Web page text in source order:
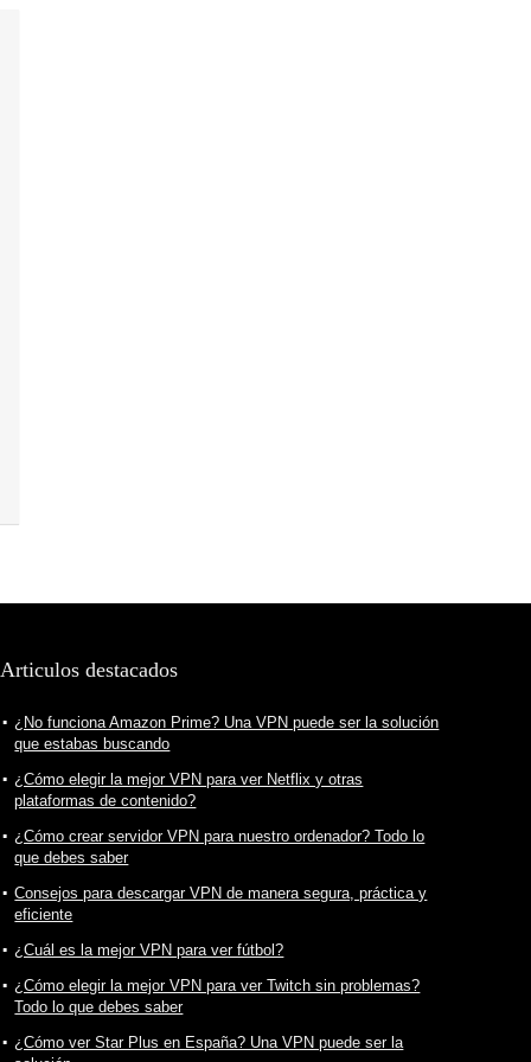
Articulos destacados
¿No funciona Amazon Prime? Una VPN puede ser la solución
que estabas buscando
¿Cómo elegir la mejor VPN para ver Netflix y otras
plataformas de contenido?
¿Cómo crear servidor VPN para nuestro ordenador? Todo lo
que debes saber
Consejos para descargar VPN de manera segura, práctica y
eficiente
¿Cuál es la mejor VPN para ver fútbol?
¿Cómo elegir la mejor VPN para ver Twitch sin problemas?
Todo lo que debes saber
¿Cómo ver Star Plus en España? Una VPN puede ser la